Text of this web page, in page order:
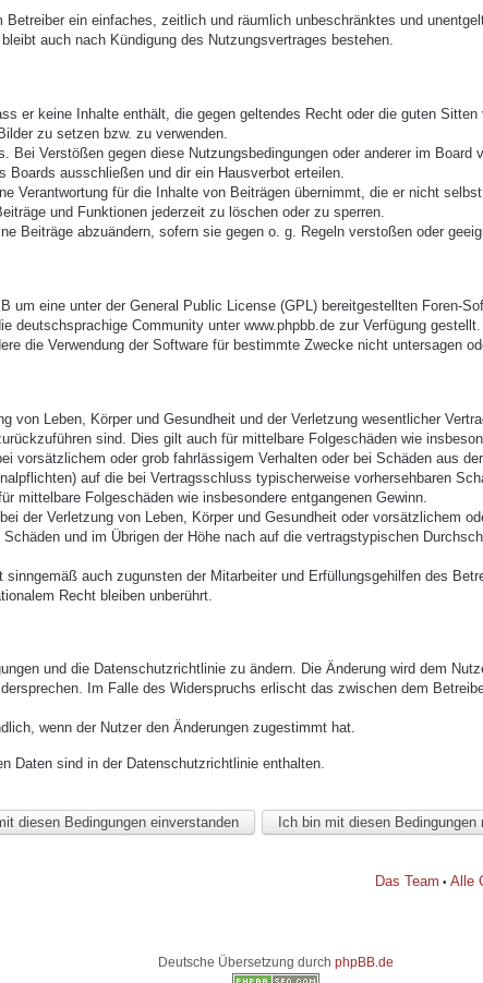
ein einfaches, zeitlich und räumlich unbeschränktes und
auch nach Kündigung des Nutzungsvertrages bestehen.
er keine Inhalte enthält, die gegen geltendes Recht oder die guten
zu setzen bzw. zu verwenden.
Bei Verstößen gegen diese Nutzungsbedingungen oder anderer im
Boards ausschließen und dir ein Hausverbot erteilen.
Verantwortung für die Inhalte von Beiträgen übernimmt, die er nicht
und Funktionen jederzeit zu löschen oder zu sperren.
Beiträge abzuändern, sofern sie gegen o. g. Regeln verstoßen oder
um eine unter der General Public License (GPL) bereitgestellten Foren-
deutschsprachige Community unter www.phpbb.de zur Verfügung
die Verwendung der Software für bestimmte Zwecke nicht untersagen
von Leben, Körper und Gesundheit und der Verletzung wesentlicher
sind. Dies gilt auch für mittelbare Folgeschäden wie
vorsätzlichem oder grob fahrlässigem Verhalten oder bei Schäden aus
auf die bei Vertragsschluss typischerweise vorhersehbaren
mittelbare Folgeschäden wie insbesondere entgangenen Gewinn.
der Verletzung von Leben, Körper und Gesundheit oder vorsätzlichem
und im Übrigen der Höhe nach auf die vertragstypischen
auch zugunsten der Mitarbeiter und Erfüllungsgehilfen des
Recht bleiben unberührt.
und die Datenschutzrichtlinie zu ändern. Die Änderung wird dem
Im Falle des Widerspruchs erlischt das zwischen dem
wenn der Nutzer den Änderungen zugestimmt hat.
Daten sind in der Datenschutzrichtlinie enthalten.
Das Team • Alle
Deutsche Übersetzung durch phpBB.de